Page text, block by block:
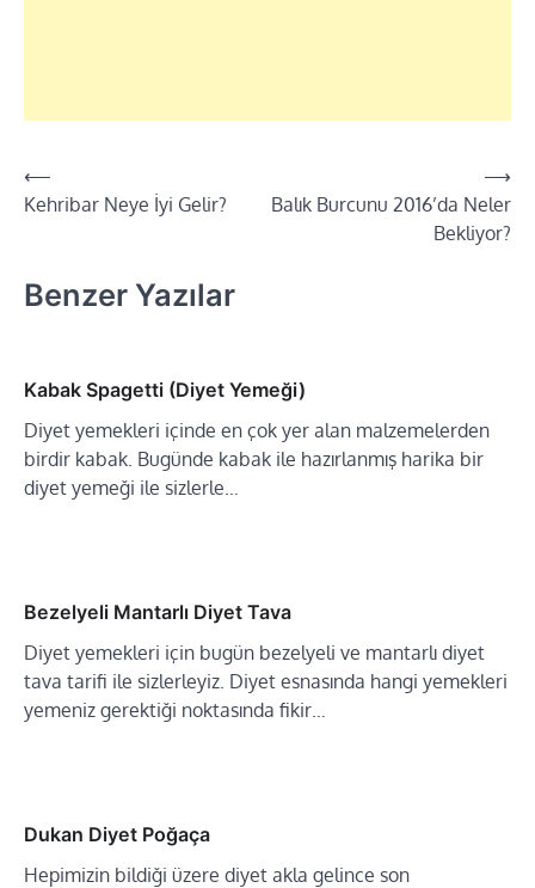
Yazı
dolaşımı
⟵
Kehribar Neye İyi Gelir?
Balık Burcunu 2016’da Neler
Bekliyor?
⟶
Benzer Yazılar
Kabak Spagetti (Diyet Yemeği)
Diyet yemekleri içinde en çok yer alan malzemelerden
birdir kabak. Bugünde kabak ile hazırlanmış harika bir
diyet yemeği ile sizlerle…
Bezelyeli Mantarlı Diyet Tava
Diyet yemekleri için bugün bezelyeli ve mantarlı diyet
tava tarifi ile sizlerleyiz. Diyet esnasında hangi yemekleri
yemeniz gerektiği noktasında fikir…
Dukan Diyet Poğaça
Hepimizin bildiği üzere diyet akla gelince son